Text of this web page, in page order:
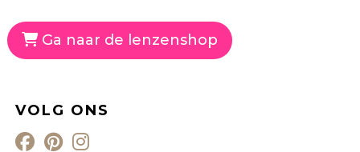
Ga naar de lenzenshop
VOLG ONS